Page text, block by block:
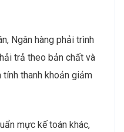
Ngân hàng phải trình
trả theo bản chất và
thanh khoản giảm
mực kế toán khác,